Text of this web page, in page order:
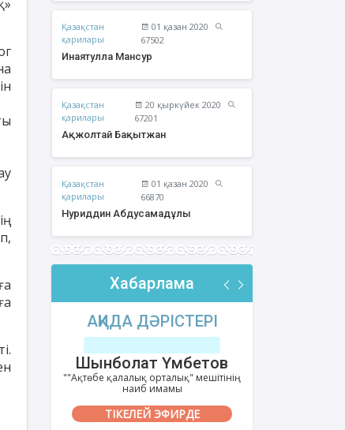
Бақытжан
Әбішев Қуаныш
Қазақстан
қарилары
01 қазан 2020
67502
Инаятулла Мансур
Қазақстан
қарилары
20 қыркүйек 2020
67201
Ақжолтай Бақытжан
Қазақстан
қарилары
01 қазан 2020
66870
Нуриддин Абдусамадұлы
Хабарлама
АҚИДА ДӘРІСТЕРІ
Шынболат Үмбетов
""Ақтөбе қалалық орталық" мешітінің
наиб имамы
ТІКЕЛЕЙ ЭФИРДЕ